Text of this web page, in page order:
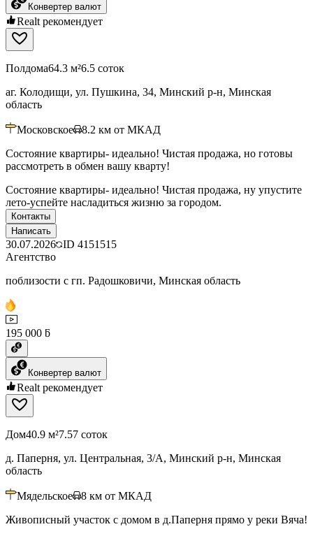
Конвертер валют
Realt рекомендует
Полдома64.3 м²6.5 соток
аг. Колодищи, ул. Пушкина, 34, Минский р-н, Минская
область
Московское 8.2 км от МКАД
Состояние квартиры- идеально! Чистая продажа, но готовы
рассмотреть в обмен вашу кварту!
Состояние квартиры- идеально! Чистая продажа, ну упустите
лето-успейте насладиться жизню за городом.
Контакты
Написать
30.07.2026 ID 4151515
Агентство
поблизости с гп. Радошковичи, Минская область
195 000 ƃ
Конвертер валют
Realt рекомендует
Дом40.9 м²7.57 соток
д. Паперня, ул. Центральная, 3/А, Минский р-н, Минская
область
Мядельское 8 км от МКАД
Живописный участок с домом в д.Паперня прямо у реки Вяча!